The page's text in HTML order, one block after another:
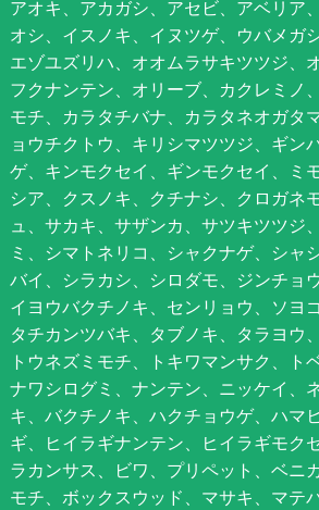
アオキ、アカガシ、アセビ、アベリア
オシ、イスノキ、イヌツゲ、ウバメガ
エゾユズリハ、オオムラサキツツジ、
フクナンテン、オリーブ、カクレミノ
モチ、カラタチバナ、カラタネオガタ
ョウチクトウ、キリシマツツジ、ギン
ゲ、キンモクセイ、ギンモクセイ、ミ
シア、クスノキ、クチナシ、クロガネ
ュ、サカキ、サザンカ、サツキツツジ
ミ、シマトネリコ、シャクナゲ、シャ
バイ、シラカシ、シロダモ、ジンチョ
イヨウバクチノキ、センリョウ、ソヨ
タチカンツバキ、タブノキ、タラヨウ
トウネズミモチ、トキワマンサク、ト
ナワシログミ、ナンテン、ニッケイ、
キ、バクチノキ、ハクチョウゲ、ハマ
ギ、ヒイラギナンテン、ヒイラギモク
ラカンサス、ビワ、プリペット、ベニ
モチ、ボックスウッド、マサキ、マテ